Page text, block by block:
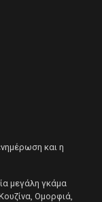
και η
μεγάλη γκάμα
Ομορφιά,